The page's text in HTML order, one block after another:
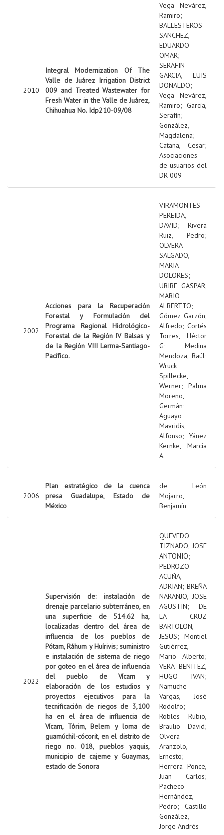
2010
Integral Modernization Of The
Valle de Juárez Irrigation District
009 and Treated Wastewater for
Fresh Water in the Valle de Juárez,
Chihuahua No. Idp210-09/08
Vega Nevárez,
Ramiro;
BALLESTEROS
SANCHEZ,
EDUARDO
OMAR;
SERAFIN
GARCIA, LUIS
DONALDO;
Vega Nevárez,
Ramiro; García,
Serafín;
González,
Magdalena;
Catana, Cesar;
Asociaciones
de usuarios del
DR 009
2002
Acciones para la Recuperación
Forestal y Formulación del
Programa Regional Hidrológico-
Forestal de la Región IV Balsas y
de la Región VIII Lerma-Santiago-
Pacífico.
VIRAMONTES
PEREIDA,
DAVID; Rivera
Ruiz, Pedro;
OLVERA
SALGADO,
MARIA
DOLORES;
URIBE GASPAR,
MARIO
ALBERTTO;
Gómez Garzón,
Alfredo; Cortés
Torres, Héctor
G; Medina
Mendoza, Raúl;
Wruck
Spillecke,
Werner; Palma
Moreno,
Germán;
Aguayo
Mavridis,
Alfonso; Yánez
Kernke, Marcia
A.
2006
Plan estratégico de la cuenca
presa Guadalupe, Estado de
México
de León
Mojarro,
Benjamín
2022
Supervisión de: instalación de
drenaje parcelario subterráneo, en
una superficie de 514.62 ha,
localizadas dentro del área de
influencia de los pueblos de
Pótam, Ráhum y Huírivis; suministro
e instalación de sistema de riego
por goteo en el área de influencia
del pueblo de Vícam y
elaboración de los estudios y
proyectos ejecutivos para la
tecnificación de riegos de 3,100
ha en el área de influencia de
Vícam, Tórim, Belem y loma de
guamúchil-cócorit, en el distrito de
riego no. 018, pueblos yaquis,
municipio de cajeme y Guaymas,
estado de Sonora
QUEVEDO
TIZNADO, JOSE
ANTONIO;
PEDROZO
ACUÑA,
ADRIAN; BREÑA
NARANJO, JOSE
AGUSTIN; DE
LA CRUZ
BARTOLON,
JESUS; Montiel
Gutiérrez,
Mario Alberto;
VERA BENITEZ,
HUGO IVAN;
Namuche
Vargas, José
Rodolfo;
Robles Rubio,
Braulio David;
Olvera
Aranzolo,
Ernesto;
Herrera Ponce,
Juan Carlos;
Pacheco
Hernández,
Pedro; Castillo
González,
Jorge Andrés